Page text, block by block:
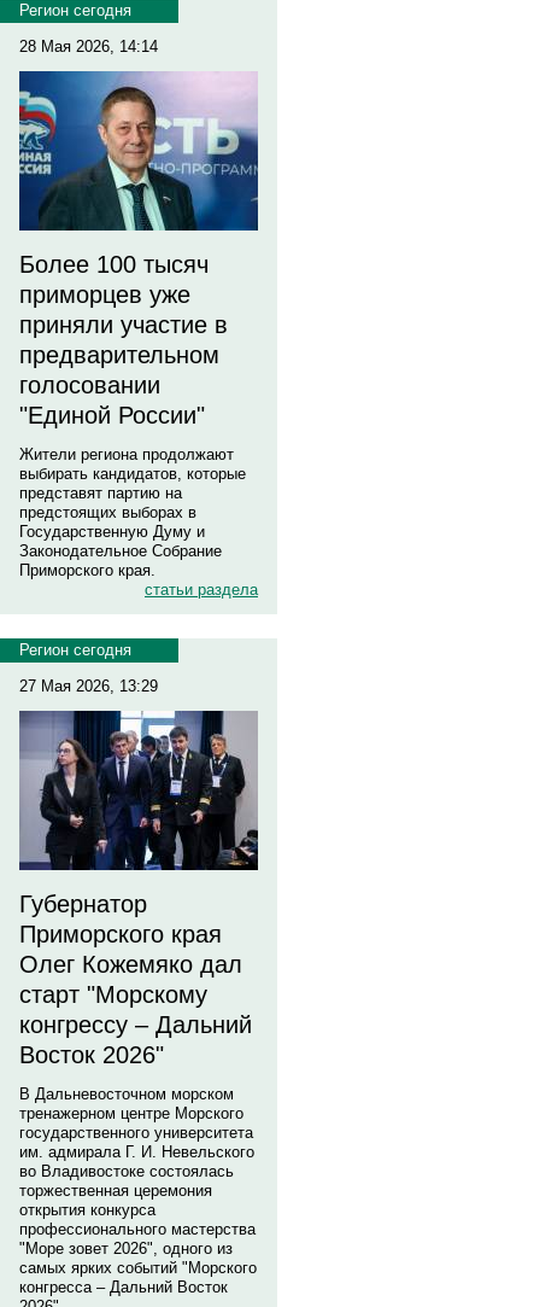
Регион сегодня
28 Мая 2026, 14:14
Более 100 тысяч
приморцев уже
приняли участие в
предварительном
голосовании
"Единой России"
Жители региона продолжают
выбирать кандидатов, которые
представят партию на
предстоящих выборах в
Государственную Думу и
Законодательное Собрание
Приморского края.
статьи раздела
Регион сегодня
27 Мая 2026, 13:29
Губернатор
Приморского края
Олег Кожемяко дал
старт "Морскому
конгрессу – Дальний
Восток 2026"
В Дальневосточном морском
тренажерном центре Морского
государственного университета
им. адмирала Г. И. Невельского
во Владивостоке состоялась
торжественная церемония
открытия конкурса
профессионального мастерства
"Море зовет 2026", одного из
самых ярких событий "Морского
конгресса – Дальний Восток